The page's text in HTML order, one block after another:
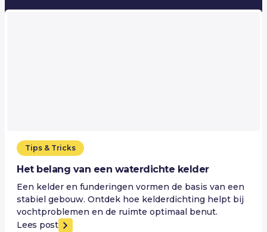
Tips & Tricks
Het belang van een waterdichte kelder
Een kelder en funderingen vormen de basis van een
stabiel gebouw. Ontdek hoe kelderdichting helpt bij
vochtproblemen en de ruimte optimaal benut.
Lees post